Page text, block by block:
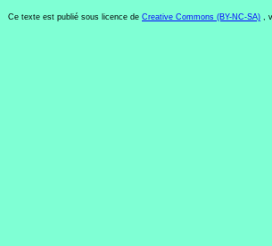
Ce texte est publié sous licence de Creative Commons (BY-NC-SA) ,